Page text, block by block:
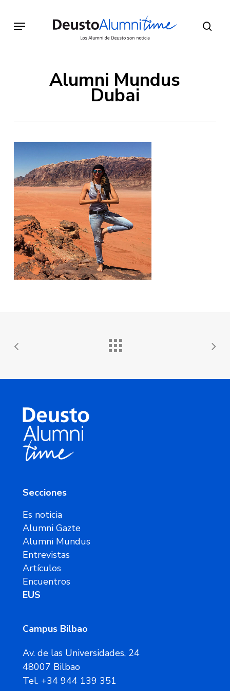
main
Menu
Alumni Mundus
Dubai
Secciones
Es noticia
Alumni Gazte
Alumni Mundus
Entrevistas
Artículos
Encuentros
EUS
Campus Bilbao
Av. de las Universidades, 24
48007 Bilbao
Tel. +34 944 139 351